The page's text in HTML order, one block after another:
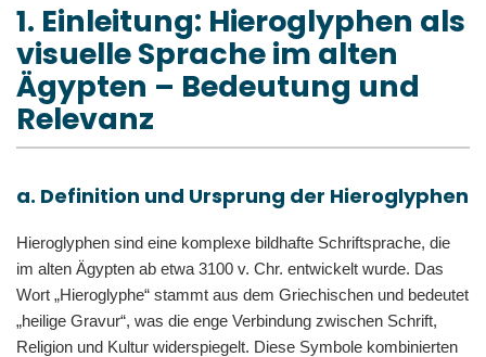
1. Einleitung: Hieroglyphen als
visuelle Sprache im alten
Ägypten – Bedeutung und
Relevanz
a. Definition und Ursprung der Hieroglyphen
Hieroglyphen sind eine komplexe bildhafte Schriftsprache, die
im alten Ägypten ab etwa 3100 v. Chr. entwickelt wurde. Das
Wort „Hieroglyphe“ stammt aus dem Griechischen und bedeutet
„heilige Gravur“, was die enge Verbindung zwischen Schrift,
Religion und Kultur widerspiegelt. Diese Symbole kombinierten